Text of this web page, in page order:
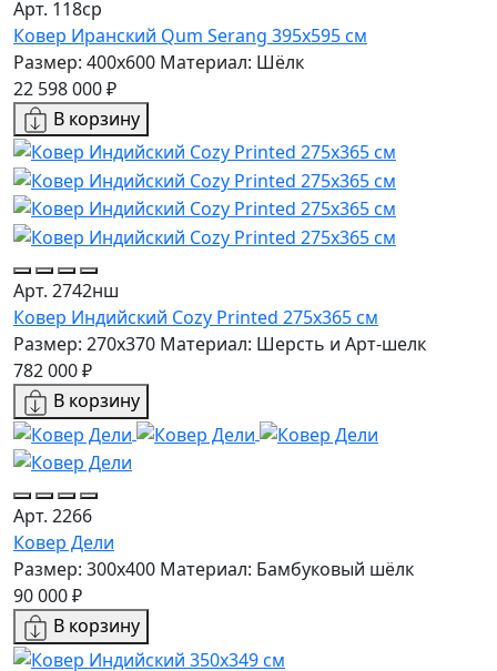
Арт. 118ср
Ковер Иранский Qum Serang 395x595 см
Размер: 400x600 Материал: Шёлк
22 598 000 ₽
В корзину
Арт. 2742нш
Ковер Индийский Cozy Printed 275x365 см
Размер: 270x370 Материал: Шерсть и Арт-шелк
782 000 ₽
В корзину
Арт. 2266
Ковер Дели
Размер: 300x400 Материал: Бамбуковый шёлк
90 000 ₽
В корзину